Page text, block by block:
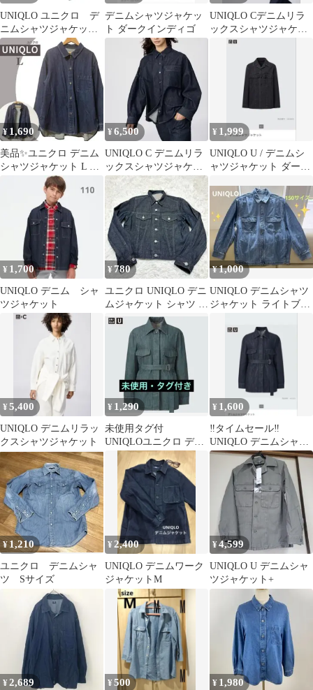
UNIQLO ユニクロ デ
ニムシャツジャケッ
ト 重め インディ
ゴ M
デニムシャツジャケッ
ト ダークインディゴ
UNIQLO Cデニムリラ
ックスシャツジャケッ
トXL
¥ 1,690
美品✨ユニクロ デニム
シャツジャケット L イ
ンディゴ ネイビー サイ
ドポケット
¥6,500
UNIQLO C デニムリラ
ックスシャツジャケッ
ト ネイビー M
¥ 1,999
UNIQLO U / デニムシ
ャツジャケット ダーク
¥ 1,700
UNIQLO デニム シャ
ツジャケット
¥ 780
ユニクロ UNIQLO デニ
ムジャケット シャツ ジ
ーンズ レディース 羽織
¥1,000
UNIQLO デニムシャツ
ジャケット ライトブル
¥5,400
UNIQLO デニムリラッ
クスシャツジャケット
¥ 1,290
未使用タグ付
UNIQLOユニクロ デニ
ムシャツ ジャケット ダ
ークグリーン M
¥ 1,600
‼️タイムセール‼️
UNIQLO デニムシャツ
ジャケット ブルー
¥1,210
ユニクロ デニムシャ
ツ Sサイズ
¥2,400
UNIQLO デニムワーク
ジャケットM
¥4,599
UNIQLO U デニムシャ
ツジャケット+
¥2,689 ¥500 ¥ 1,980